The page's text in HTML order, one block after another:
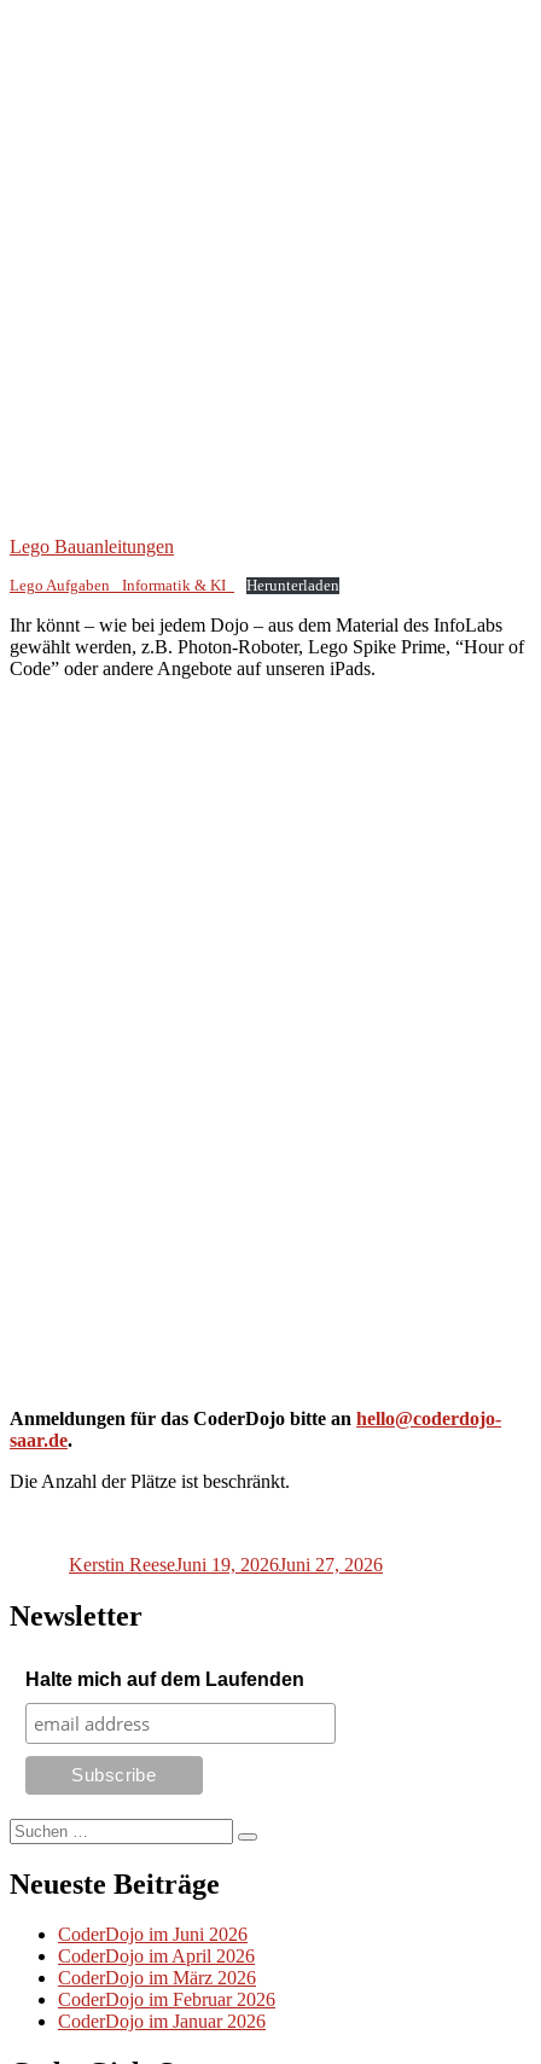
Lego Bauanleitungen
Lego Aufgaben _Informatik & KI_ Herunterladen
Ihr könnt – wie bei jedem Dojo – aus dem Material des InfoLabs
gewählt werden, z.B. Photon-Roboter, Lego Spike Prime, “Hour of
Code” oder andere Angebote auf unseren iPads.
Anmeldungen für das CoderDojo bitte an hello@coderdojo-
saar.de.
Die Anzahl der Plätze ist beschränkt.
Kerstin ReeseJuni 19, 2026Juni 27, 2026
Newsletter
Halte mich auf dem Laufenden
Suchen
nach:
Suchen
Neueste Beiträge
CoderDojo im Juni 2026
CoderDojo im April 2026
CoderDojo im März 2026
CoderDojo im Februar 2026
CoderDojo im Januar 2026